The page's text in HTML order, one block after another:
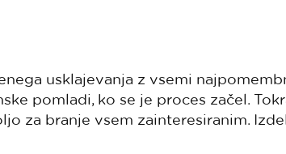
usklajevanja z vsemi
pomladi, ko se je proces začel.
za branje vsem zainteresiranim.